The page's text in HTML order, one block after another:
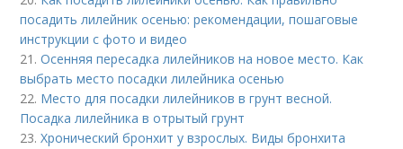
посадить лилейник осенью: рекомендации, пошаговые
инструкции с фото и видео
21.Осенняя пересадка лилейников на новое место. Как
выбрать место посадки лилейника осенью
22. Место для посадки лилейников в грунт весной.
Посадка лилейника в отрытый грунт
23.Хронический бронхит у взрослых. Виды бронхита